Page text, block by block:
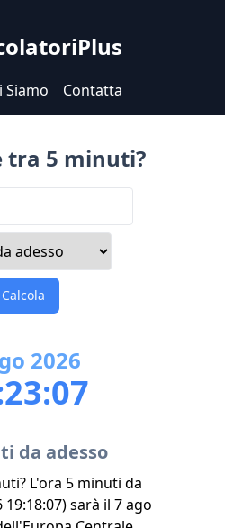
Siamo Contatta
tra 5 minuti?
Calcola
2026
da adesso
L'ora 5 minuti da
sarà il 7 ago